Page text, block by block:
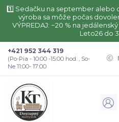
1️⃣ Sedačku na september
výroba sa môže počas
VÝPREDAJ: −20 % na
Leto26 do
+421 952 344 319
(Po-Pia - 10:00 -15:00 hod. , So-
Ne 11:00- 17:00